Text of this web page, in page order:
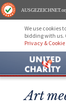
AUSGEZEICHNET
We use cookies
bidding with us.
Privacy &
Art